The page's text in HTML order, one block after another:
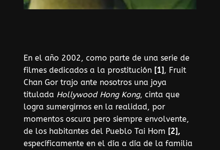
En el año 2002, como parte de una serie de
filmes dedicados a la prostitución [1], Fruit
Chan Gor trajo ante nosotros una joya
titulada Hollywood Hong Kong, cinta que
logra sumergirnos en la realidad, por
momentos oscura pero siempre envolvente,
de los habitantes del Pueblo Tai Hom [2],
específicamente en el día a día de la familia